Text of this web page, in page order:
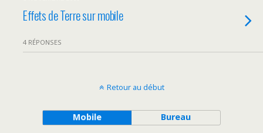
Effets de Terre sur mobile
4 RÉPONSES
Retour au début
Mobile Bureau